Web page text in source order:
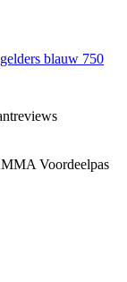
blauw 750
Voordeelpas